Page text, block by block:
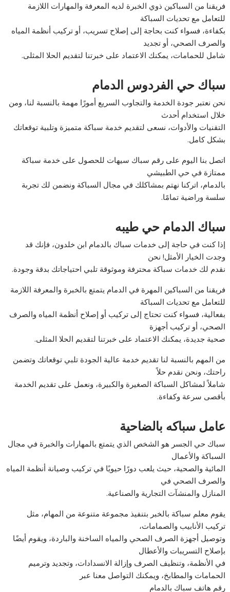
فريقنا من السباكين ذوي الخبرة لديه المعرفة والمهارات اللازمة
للتعامل مع تحديات السباكة
بكفاءة، فسواء كنت بحاجة إلى إصلاح تسريب، أو تركيب أنظمة المياه
والصرف الصحي، أو تجديد
شامل للحمامات، يمكنك الاعتماد على خبرتنا لتقديم الحلا المثلى.
سباك حي الفردوس الدمام
نحن نعتبر جودة الخدمة والتجاوب السريع أمورًا مهمة بالنسبة لنا، ومن
خلال استخدام أحدث
التقنيات والأدوات، نسعى لتقديم خدمة سباكة متميزة وتلبية توقعاتك
بشكل كامل.
اتصل بنا اليوم على رقم سباك سيهات للحصول على خدمة سباكة
ممتازة في حي الطبيشي
بالدمام، اتركنا نهتم بمشاكلك في مجال السباكة ونضمن لك تجربة
سلسة وراضية تمامًا.
سباك الدمام حي طيبه
إذا كنت في حاجة إلى خدمات سباك بالدمام ابن خلدون، فإنك قد
وجدت الخيار الأمثل! نحن
نقدم لك خدمات سباكة محترفة وموثوقة تلبي احتياجاتك بدقة وجودة.
فريقنا من السباكين المهرة في الدمام يتمتع بالخبرة والمعرفة اللازمة
للتعامل مع تحديات السباكة
بفعالية، فسواء كنت تحتاج إلى تركيب أو إصلاح أنظمة المياه والصرف
الصحي، أو تركيب أجهزة
صحية جديدة، يمكنك الاعتماد على خبرتنا لتقديم الحلا المثلى.
من المهم بالنسبة لنا تقديم خدمة عالية الجودة تلبي توقعاتك وتضمن
راحتك، ونحن نقدم حلاً
شاملاً لمشاكل السباكة الصغيرة والكبيرة، ونعمل على تقديم الخدمة
بأقصى سرعة وكفاءة.
عامل سباكه بالضاحية
سباك حي الجسر هو الشخص الذي يتمتع بالمهارات والخبرة في مجال
السباكة والأعمال
المائية والصحية، حيث يلعب دورًا حيويًا في تركيب وصيانة أنظمة المياه
والصرف الصحي في
المنازل والمنشآت التجارية والصناعية.
يقوم معلم سباكة بالخبر بتنفيذ مجموعة متنوعة من المهام، مثل
تركيب الأنابيب والصمامات،
وتوصيل أجهزة الصرف الصحي والمياه الساخنة والباردة، ويقوم أيضًا
بإصلاح التسريبات والأعطال
في الأنظمة، وتنظيف الصرف وإزالة الانسدادات، وتجديد وترميم
الحمامات والمطابخ، ويمكنك التواصل معنا عبر
رقم هاتف سباك بالدمام